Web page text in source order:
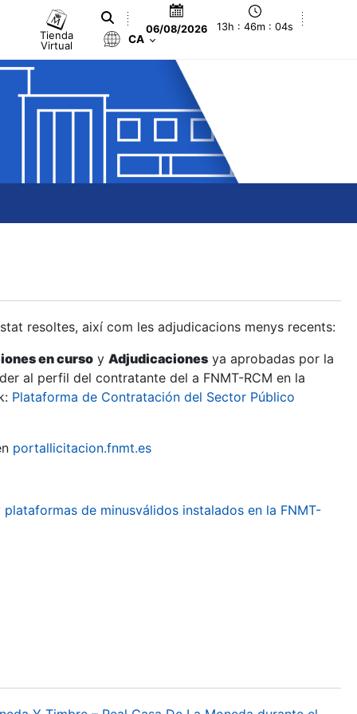
Tienda
Virtual
06/08/2026 13h : 46m : 05s
CA
resoltes, així com les adjudicacions menys recents:
en curso y Adjudicaciones ya aprobadas por la
al perfil del contratante del a FNMT-RCM en la
Plataforma de Contratación del Sector Público
portallicitacion.fnmt.es
de minusválidos instalados en la FNMT-